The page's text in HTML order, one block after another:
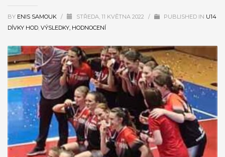
BY ENIS SAMOUK / STŘEDA, 11 KVĚTNA 2022 / PUBLISHED IN U14
DÍVKY HOD VÝSLEDKY, HODNOCENÍ